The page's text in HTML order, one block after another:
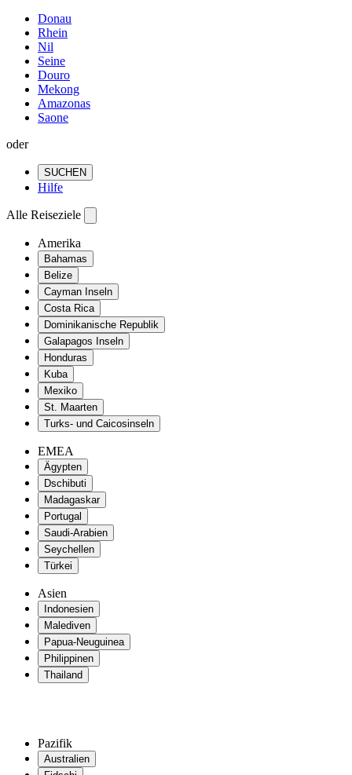
Donau
Rhein
Nil
Seine
Douro
Mekong
Amazonas
Saone
oder
SUCHEN
Hilfe
Alle Reiseziele
Amerika
Bahamas
Belize
Cayman Inseln
Costa Rica
Dominikanische Republik
Galapagos Inseln
Honduras
Kuba
Mexiko
St. Maarten
Turks- und Caicosinseln
EMEA
Ägypten
Dschibuti
Madagaskar
Portugal
Saudi-Arabien
Seychellen
Türkei
Asien
Indonesien
Malediven
Papua-Neuguinea
Philippinen
Thailand
Pazifik
Australien